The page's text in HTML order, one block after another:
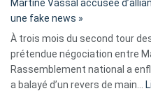
Martine Vassal accusée
une fake news »
À trois mois du second tour
prétendue négociation entre
Rassemblement national a
a balayé d’un revers de main…